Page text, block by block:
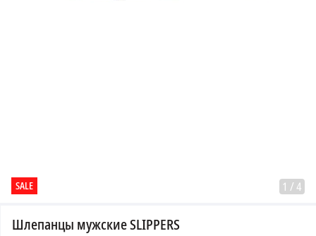
SALE 1 / 4
Шлепанцы мужские SLIPPERS